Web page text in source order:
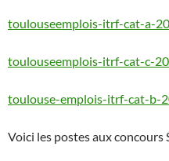
toulouseemplois-itrf-cat-a-
toulouseemplois-itrf-cat-c-
toulouse-emplois-itrf-cat-b-
Voici les postes aux concours